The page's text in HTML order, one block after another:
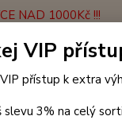
NAD 1000Kč !!!
spolupráce
VIP
přístup k extra
slevu 3% na celý